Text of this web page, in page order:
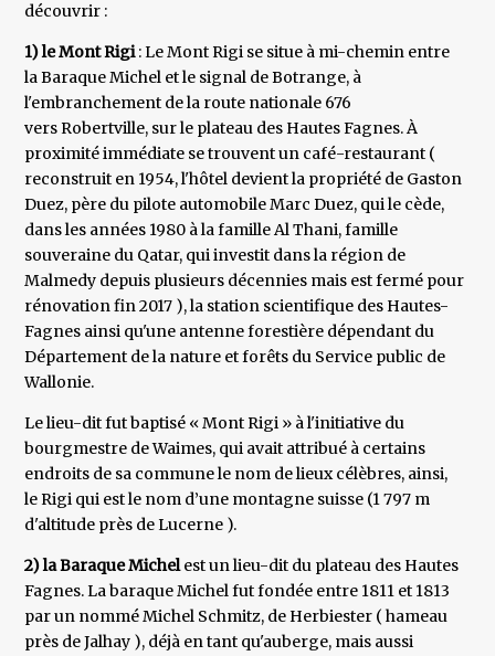
découvrir :
1) le Mont Rigi: Le Mont Rigi se situe à mi-chemin entre
la Baraque Michel et le signal de Botrange, à
l'embranchement de la route nationale 676
vers Robertville, sur le plateau des Hautes Fagnes. À
proximité immédiate se trouvent un café-restaurant (
reconstruit en 1954, l'hôtel devient la propriété de Gaston
Duez, père du pilote automobile Marc Duez, qui le cède,
dans les années 1980 à la famille Al Thani, famille
souveraine du Qatar, qui investit dans la région de
Malmedy depuis plusieurs décennies mais est fermé pour
rénovation fin 2017 ), la station scientifique des Hautes-
Fagnes ainsi qu'une antenne forestière dépendant du
Département de la nature et forêts du Service public de
Wallonie.
Le lieu-dit fut baptisé « Mont Rigi » à l'initiative du
bourgmestre de Waimes, qui avait attribué à certains
endroits de sa commune le nom de lieux célèbres, ainsi,
le Rigi qui est le nom d’une montagne suisse (1 797 m
d'altitude près de Lucerne ).
2) la Baraque Michelest un lieu-dit du plateau des Hautes
Fagnes. La baraque Michel fut fondée entre 1811 et 1813
par un nommé Michel Schmitz, de Herbiester ( hameau
près de Jalhay ), déjà en tant qu'auberge, mais aussi